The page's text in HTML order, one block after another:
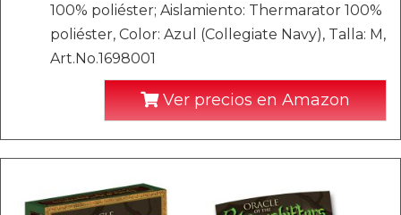
100% poliéster; Aislamiento: Thermarator 100%
poliéster, Color: Azul (Collegiate Navy), Talla: M,
Art.No.1698001
Ver precios en Amazon